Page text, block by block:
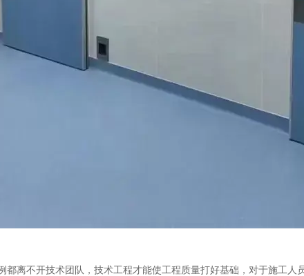
都离不开技术团队，技术工程才能使工程质量打好基础，对于施工人